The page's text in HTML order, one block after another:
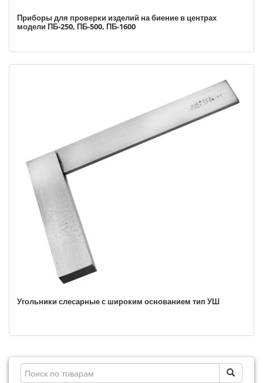
Приборы для проверки изделий на биение в центрах
модели ПБ-250, ПБ-500, ПБ-1600
Угольники слесарные с широким основанием тип УШ